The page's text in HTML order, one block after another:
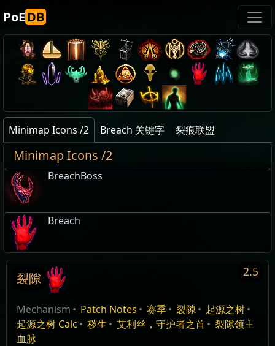
PoEDB
Minimap Icons /2 Breach 关键字 裂痕联盟
Minimap Icons /2
BreachBoss
Breach
瓦尔：裂隙
此技能暂时被停用，目前无法使用。
崩塌盛雪
编辑
裂痕联盟
Breach Unique
2.5
裂隙
Mechanism Patch Notes 赛季 裂隙
起源之树
起源之树 Calc
秽生 艾利丝，守护者之首
裂隙领主
血脉